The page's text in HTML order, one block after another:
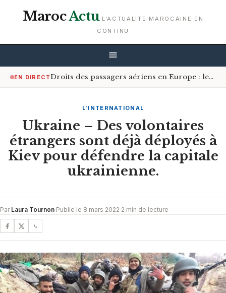
MarocActu L'ACTUALITE MAROCAINE EN
CONTINU
EN DIRECT Droits des passagers aériens en Europe : les Africains bénéficiant le plus de la réforme
L'INTERNATIONAL
Ukraine – Des volontaires
étrangers sont déjà déployés à
Kiev pour défendre la capitale
ukrainienne.
Par Laura Tournon·Publie le 8 mars 2022·2 min de lecture